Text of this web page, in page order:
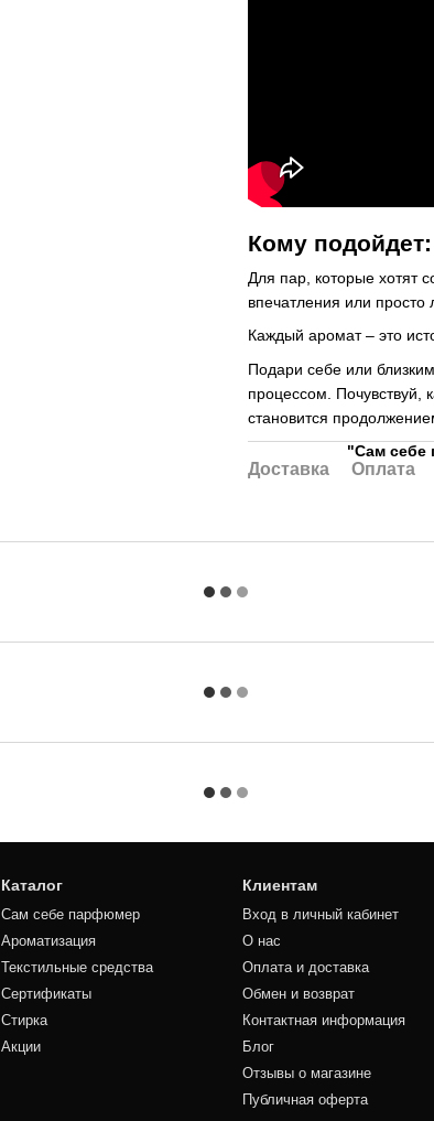
Кому подойдет:
Для пар, которые хотят
впечатления или просто
Каждый аромат – это
Подари себе или
процессом. Почувствуй,
становится
"Сам себе
Доставка Оплата
Каталог
Сам себе парфюмер
Ароматизация
Текстильные средства
Сертификаты
Стирка
Акции
Клиентам
Вход в личный кабинет
О нас
Оплата и доставка
Обмен и возврат
Контактная информация
Блог
Отзывы о магазине
Публичная оферта